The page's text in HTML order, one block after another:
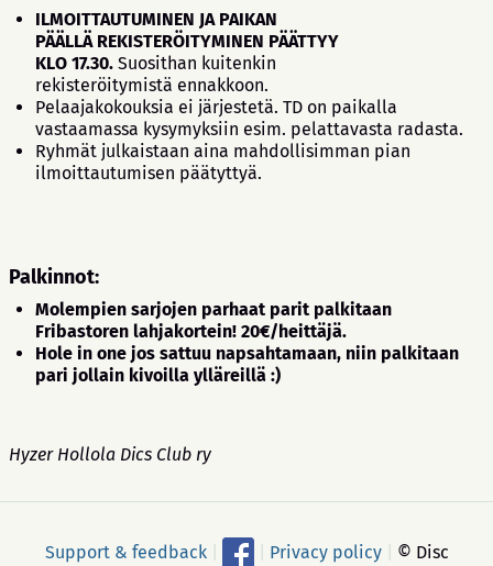
ILMOITTAUTUMINEN JA PAIKAN
PÄÄLLÄ REKISTERÖITYMINEN PÄÄTTYY
KLO 17.30. Suosithan kuitenkin
rekisteröitymistä ennakkoon.
Pelaajakokouksia ei järjestetä. TD on paikalla
vastaamassa kysymyksiin esim. pelattavasta radasta.
Ryhmät julkaistaan aina mahdollisimman pian
ilmoittautumisen päätyttyä.
Palkinnot:
Molempien sarjojen parhaat parit palkitaan
Fribastoren lahjakortein! 20€/heittäjä.
Hole in one jos sattuu napsahtamaan, niin palkitaan
pari jollain kivoilla ylläreillä :)
Hyzer Hollola Dics Club ry
Support & feedback Privacy policy
© Disc